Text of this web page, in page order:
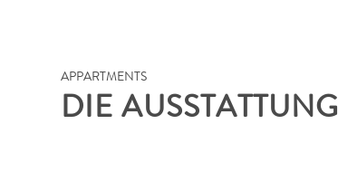
APPARTMENTS
DIE AUSSTATTUNG